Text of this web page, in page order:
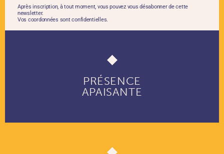
Après inscription, à tout moment, vous pouvez vous désabonner de cette
newsletter.
Vos coordonnées sont confidentielles.
PRÉSENCE
APAISANTE